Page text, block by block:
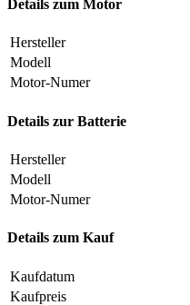
Details zum Motor
Hersteller
Modell
Motor-Numer
Details zur Batterie
Hersteller
Modell
Motor-Numer
Details zum Kauf
Kaufdatum
Kaufpreis